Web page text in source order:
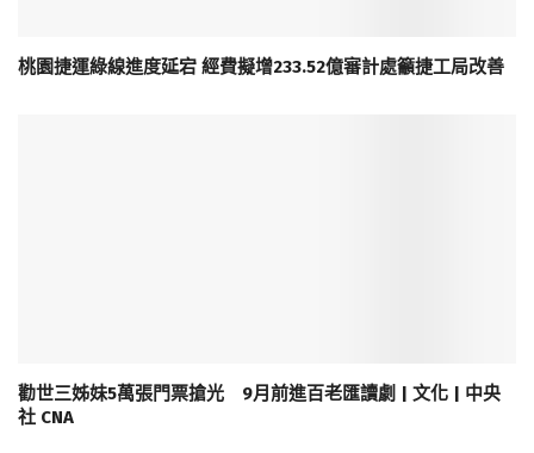
桃園捷運綠線進度延宕 經費擬增233.52億審計處籲捷工局改善
勸世三姊妹5萬張門票搶光 9月前進百老匯讀劇 | 文化 | 中央
社 CNA